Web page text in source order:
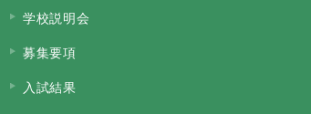
学校説明会
募集要項
入試結果